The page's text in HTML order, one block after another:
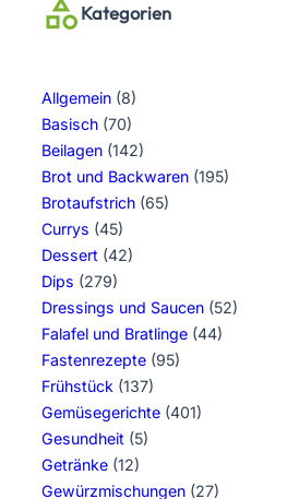
Kategorien
Allgemein (8)
Basisch (70)
Beilagen (142)
Brot und Backwaren (195)
Brotaufstrich (65)
Currys (45)
Dessert (42)
Dips (279)
Dressings und Saucen (52)
Falafel und Bratlinge (44)
Fastenrezepte (95)
Frühstück (137)
Gemüsegerichte (401)
Gesundheit (5)
Getränke (12)
Gewürzmischungen (27)